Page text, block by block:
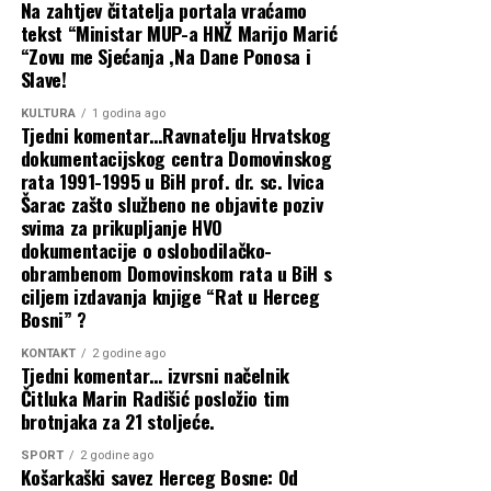
obnove, Humac i danas nastavlja prenositi vrijednu
baštinu i univerzalne poruke vjere, solidarnosti i ljubavi
prema bližnjemu na dobrobit sadašnjih i budućih
naraštaja.
Humac
Ljubuški
svetkovina sv. Ante
RELATED TOPICS:
UP NEXT
Jedan je jedini general pukovnik HVO-a i general bojnik
HV.Ljubo Cesic- Rojs
DON'T MISS
MJESEC JE VAJAO ŽENU
HNS
HNS BiH
Udruga 13. rujan Jajce
Povezane vijesti
„Oluja“ – temelj hrvatske slobode i
prekretnica na putu prema miru u BiH,
pobjeda koja je promijenila tijek povijesti
Filipović: Ustavna ravnopravnost i
institucionalni dijalog ključni za europski
napredak BiH
Međužupanijska suradnja temelj novih
razvojnih inicijativa Dalmacije i BiH
Na zahtjev čitatelja portala vraćamo
tekst “Ministar MUP-a HNŽ Marijo Marić
“Zovu me Sjećanja ,Na Dane Ponosa i
Slave!
KULTURA 1 godina ago
Tjedni komentar…Ravnatelju Hrvatskog
dokumentacijskog centra Domovinskog
rata 1991-1995 u BiH prof. dr. sc. Ivica
Šarac zašto službeno ne objavite poziv
svima za prikupljanje HVO
dokumentacije o oslobodilačko-
obrambenom Domovinskom rata u BiH s
ciljem izdavanja knjige “Rat u Herceg
Bosni” ?
KONTAKT 2 godine ago
Tjedni komentar… izvrsni načelnik
Čitluka Marin Radišić posložio tim
brotnjaka za 21 stoljeće.
SPORT 2 godine ago
Košarkaški savez Herceg Bosne: Od